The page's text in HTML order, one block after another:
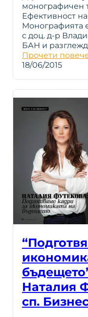
монографичен
Ефективност
Монографията
с доц. д-р
БАН и
Прочети
18/06/2015
Наталия
сп.